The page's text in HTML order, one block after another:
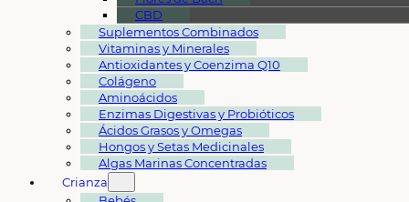
CBD
Suplementos Combinados
Vitaminas y Minerales
Antioxidantes y Coenzima Q10
Colágeno
Aminoácidos
Enzimas Digestivas y Probióticos
Ácidos Grasos y Omegas
Hongos y Setas Medicinales
Algas Marinas Concentradas
Crianza